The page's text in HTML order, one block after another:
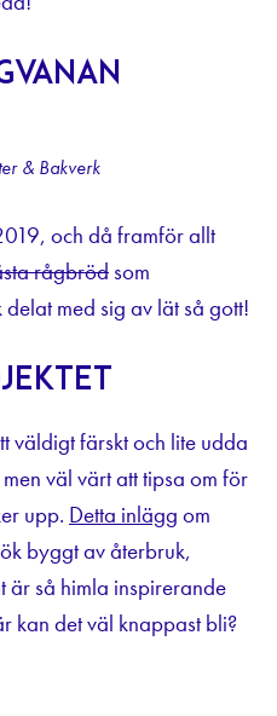
& Bakverk
och då framför allt
rågbrödsom
med sig av lät så gott!
väldigt färskt och lite udda
väl värt att tipsa om för
upp. Detta inlägg om
byggt av återbruk,
är så himla inspirerande
kan det väl knappast bli?